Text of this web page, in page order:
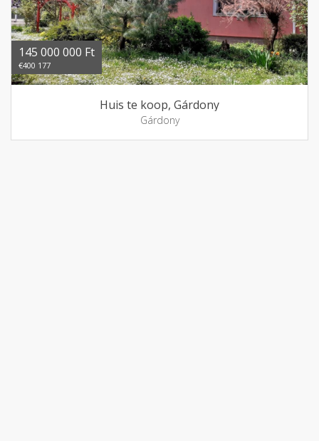
145 000 000 Ft
€400 177
Huis te koop, Gárdony
Gárdony